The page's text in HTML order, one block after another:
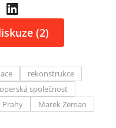
(2)
rekonstrukce
společnost
Prahy Marek Zeman